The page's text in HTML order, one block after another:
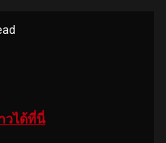
วได้ที่นี่